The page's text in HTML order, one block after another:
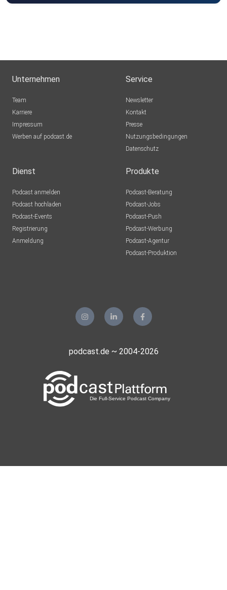
Unternehmen
Team
Karriere
Impressum
Werben auf podcast.de
Service
Newsletter
Kontakt
Presse
Nutzungsbedingungen
Datenschutz
Dienst
Podcast anmelden
Podcast hochladen
Podcast-Events
Registrierung
Anmeldung
Produkte
Podcast-Beratung
Podcast-Jobs
Podcast-Push
Podcast-Werbung
Podcast-Agentur
Podcast-Produktion
podcast.de ~ 2004-2026